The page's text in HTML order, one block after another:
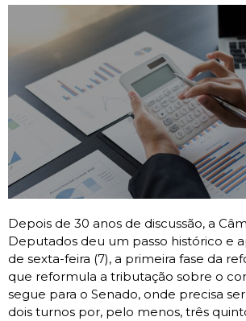
Depois de 30 anos de discussão, a
Deputados deu um passo histórico e
de sexta-feira (7), a primeira fase da
que reformula a tributação sobre o
segue para o Senado, onde precisa
dois turnos por, pelo menos, três